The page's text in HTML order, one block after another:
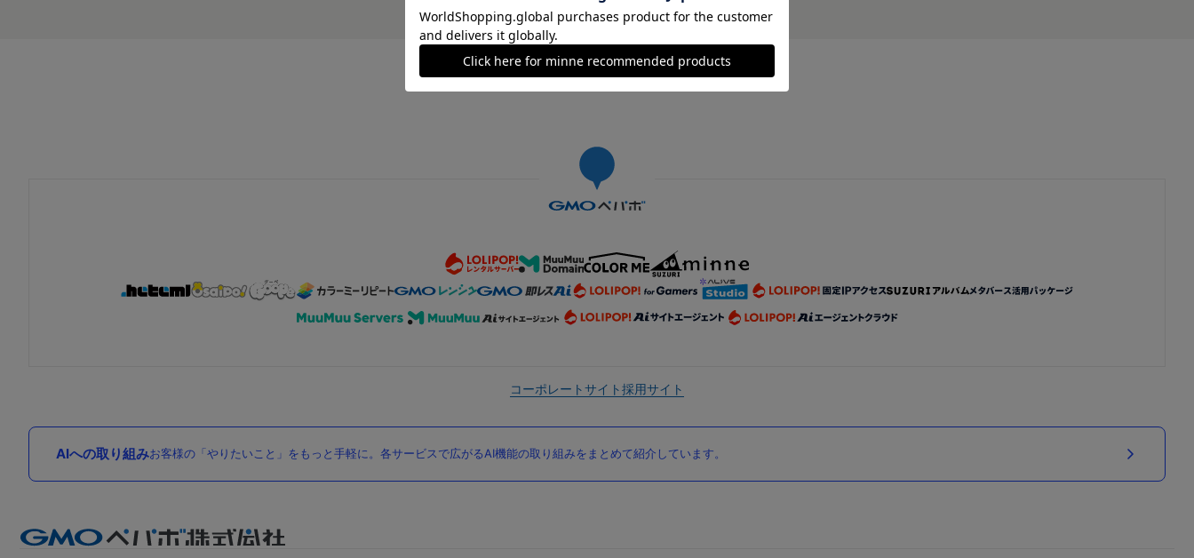
©GMO Pepabo, Inc. All rights reserved.
コーポレートサイト採用サイト
AIへの取り組みお客様の「やりたいこと」をもっと手軽に。各サービスで広がるAI機能の取り組みをまとめて紹介しています。